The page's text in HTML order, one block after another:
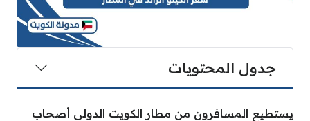
جدول المحتويات
يستطيع المسافرون من مطار الكويت الدولي أصحاب